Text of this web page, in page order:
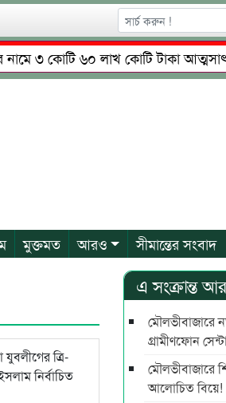
কোটি ৬০ লাখ কোটি টাকা আত্মসাৎ: স্ত্রী
উদ্দিনের নেতৃত্বে চাঁদাবাজি ও
মুক্তমত আরও সীমান্তের সংবাদ
ত্রি-
নির্বাচিত
এ সংক্রান্ত
মৌলভীবাজারে
গ্রামীণফোন
মৌলভীবাজারে
আলোচিত বিয়ে!